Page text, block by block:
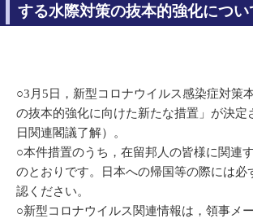
する水際対策の抜本的強化につい
○3月5日，新型コロナウイルス感染症対策
の抜本的強化に向けた新たな措置」が決定
日関連閣議了解）。
○本件措置のうち，在留邦人の皆様に関連
のとおりです。日本への帰国等の際には必
認ください。
○新型コロナウイルス関連情報は，領事メ